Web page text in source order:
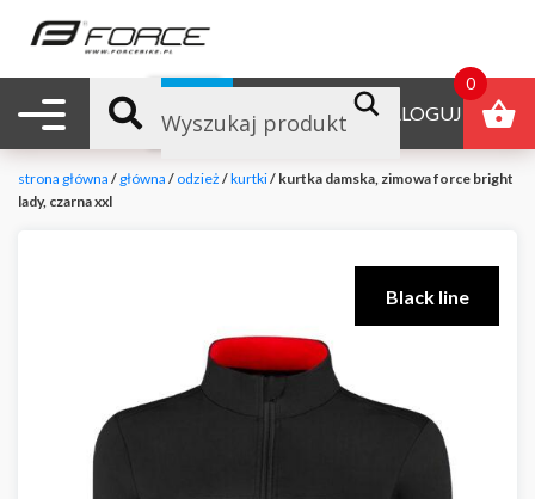
Nawigacja mobilna ZALOGUJ
B2B
strona główna / główna / odzież /kurtki/ kurtka damska, zimowa force bright
lady, czarna xxl
Black line
0